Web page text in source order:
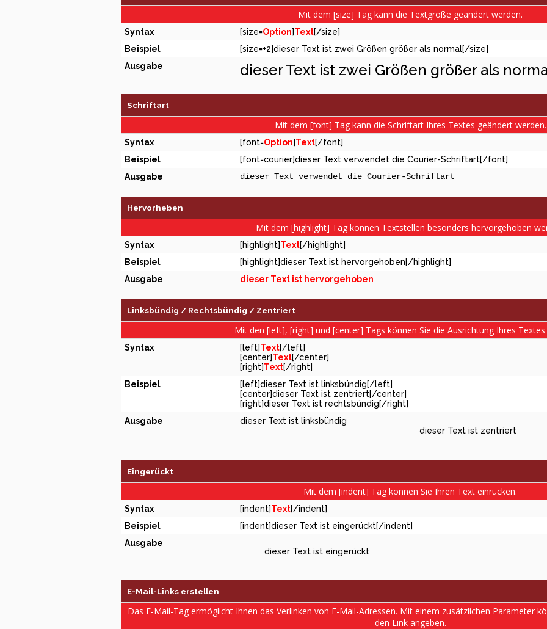
Mit dem [size] Tag kann die Textgröße geändert werden.
Syntax [size=Option]Text[/size]
Beispiel
[size=+2]dieser Text ist zwei Größen größer als normal[/size]
Ausgabe
dieser Text ist zwei Größen größer als
Schriftart
Mit dem [font] Tag kann die Schriftart Ihres Textes geändert werden.
Syntax [font=Option]Text[/font]
Beispiel
[font=courier]dieser Text verwendet die Courier-Schriftart[/font]
Ausgabe
dieser Text verwendet die Courier-Schriftart
Hervorheben
Mit dem [highlight] Tag können Textstellen besonders hervorgehoben
Syntax [highlight]Text[/highlight]
Beispiel
[highlight]dieser Text ist hervorgehoben[/highlight]
Ausgabe
dieser Text ist hervorgehoben
Linksbündig / Rechtsbündig / Zentriert
Mit den [left], [right] und [center] Tags können Sie die Ausrichtung Ihres
Syntax [left]Text[/left]
[center]Text[/center]
[right]Text[/right]
Beispiel
[left]dieser Text ist linksbündig[/left]
[center]dieser Text ist zentriert[/center]
[right]dieser Text ist rechtsbündig[/right]
Ausgabe
dieser Text ist linksbündig
dieser Text ist zentriert
Eingerückt
Mit dem [indent] Tag können Sie Ihren Text einrücken.
Syntax [indent]Text[/indent]
Beispiel
[indent]dieser Text ist eingerückt[/indent]
Ausgabe
dieser Text ist eingerückt
E-Mail-Links erstellen
Das E-Mail-Tag ermöglicht Ihnen das Verlinken von E-Mail-Adressen. Mit einem zusätzlichen Parameter
den Link angeben.